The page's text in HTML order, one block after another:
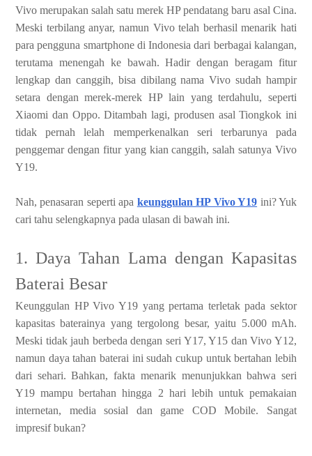
Vivo merupakan salah satu merek HP pendatang baru asal Cina.
Meski terbilang anyar, namun Vivo telah berhasil menarik hati
para pengguna smartphone di Indonesia dari berbagai kalangan,
terutama menengah ke bawah. Hadir dengan beragam fitur
lengkap dan canggih, bisa dibilang nama Vivo sudah hampir
setara dengan merek-merek HP lain yang terdahulu, seperti
Xiaomi dan Oppo. Ditambah lagi, produsen asal Tiongkok ini
tidak pernah lelah memperkenalkan seri terbarunya pada
penggemar dengan fitur yang kian canggih, salah satunya Vivo
Y19.
Nah, penasaran seperti apa keunggulan HP Vivo Y19 ini? Yuk
cari tahu selengkapnya pada ulasan di bawah ini.
1. Daya Tahan Lama dengan Kapasitas
Baterai Besar
Keunggulan HP Vivo Y19 yang pertama terletak pada sektor
kapasitas baterainya yang tergolong besar, yaitu 5.000 mAh.
Meski tidak jauh berbeda dengan seri Y17, Y15 dan Vivo Y12,
namun daya tahan baterai ini sudah cukup untuk bertahan lebih
dari sehari. Bahkan, fakta menarik menunjukkan bahwa seri
Y19 mampu bertahan hingga 2 hari lebih untuk pemakaian
internetan, media sosial dan game COD Mobile. Sangat
impresif bukan?